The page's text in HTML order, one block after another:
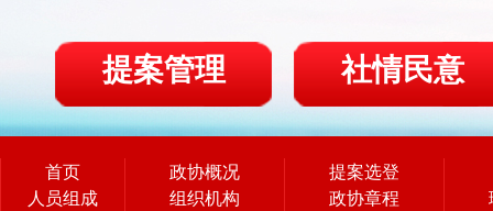
提案管理 社情民意
首页
人员组成
政协概况
组织机构
提案选登
政协章程